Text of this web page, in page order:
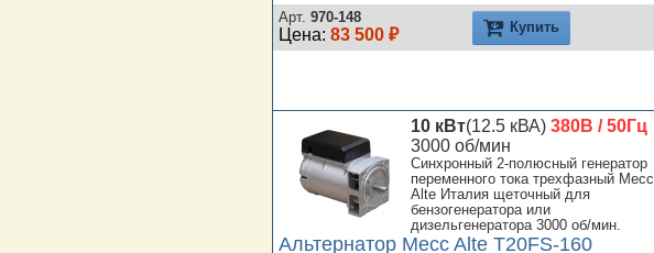
Арт. 970-148
Цена: 83 500 ₽ Купить
10 кВт(12.5 кВА) 380В / 50Гц
3000 об/мин
Синхронный 2-полюсный генератор
переменного тока трехфазный Mecc
Alte Италия щеточный для
бензогенератора или
дизельгенератора 3000 об/мин.
Альтернатор Mecc Alte T20FS-160